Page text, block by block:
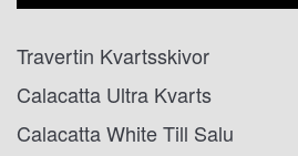
Travertin Kvartsskivor
Calacatta Ultra Kvarts
Calacatta White Till Salu